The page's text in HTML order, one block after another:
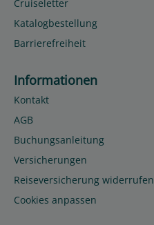
Cruiseletter
Katalogbestellung
Barrierefreiheit
Informationen
Kontakt
AGB
Buchungsanleitung
Versicherungen
Reiseversicherung widerrufen
Cookies anpassen